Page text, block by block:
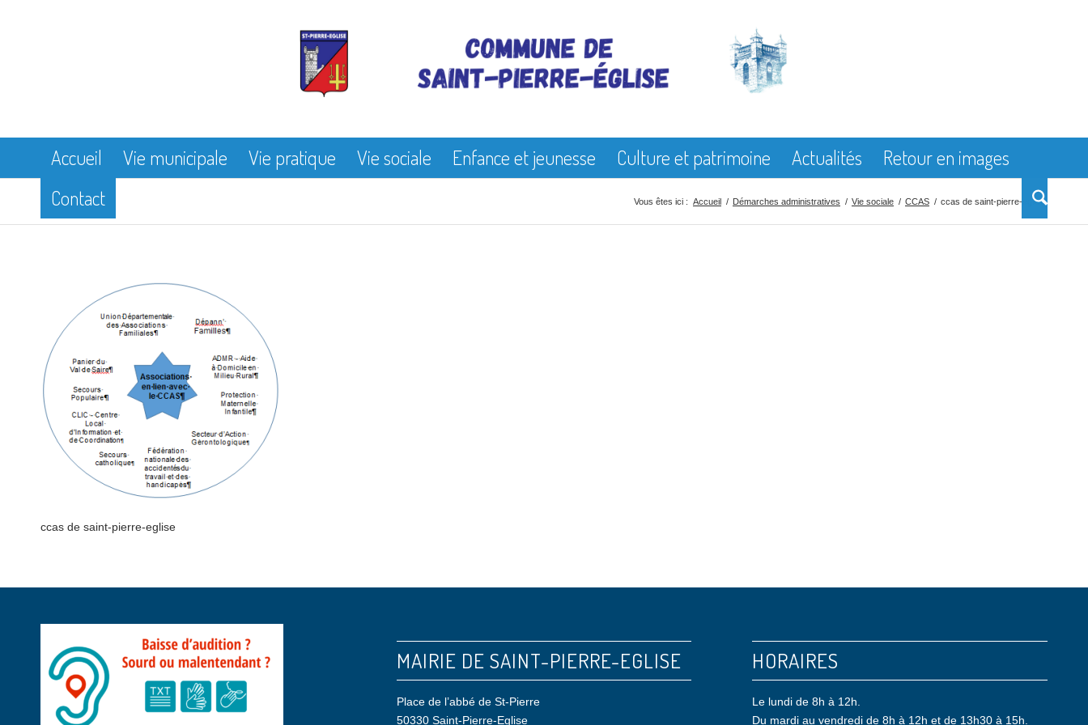
Accueil Vie municipale Vie pratique Vie sociale Enfance et jeunesse Culture et patrimoine Actualités
Retour en images
Contact
Vous êtes ici : Accueil / Démarches administratives / Vie sociale / CCAS / ccas de saint-pierre-eglise
ccas de saint-pierre-eglise
MAIRIE DE SAINT-PIERRE-EGLISE
Place de l’abbé de St-Pierre
50330 Saint-Pierre-Eglise
HORAIRES
Le lundi de 8h à 12h.
Du mardi au vendredi de 8h à 12h et de 13h30 à 15h.